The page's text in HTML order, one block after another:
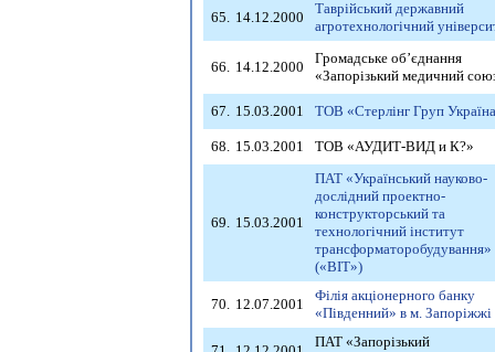
65. 14.12.2000
Таврійський державний
агротехнологічний
66. 14.12.2000
Громадське об’єднання
«Запорізький медичний
67. 15.03.2001 ТОВ «Стерлінг Груп
68. 15.03.2001 ТОВ «АУДИТ-ВИД и К?»
69. 15.03.2001
ПАТ «Український науково-
дослідний проектно-
конструкторський та
технологічний інститут
трансформаторобудування»
(«ВІТ»)
70. 12.07.2001
Філія акціонерного банку
«Південний» в м. Запоріжжі
ПАТ «Запорізький